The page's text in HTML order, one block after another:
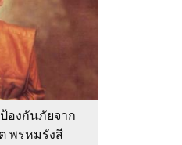
องกันภัยจาก
พรหมรังสี